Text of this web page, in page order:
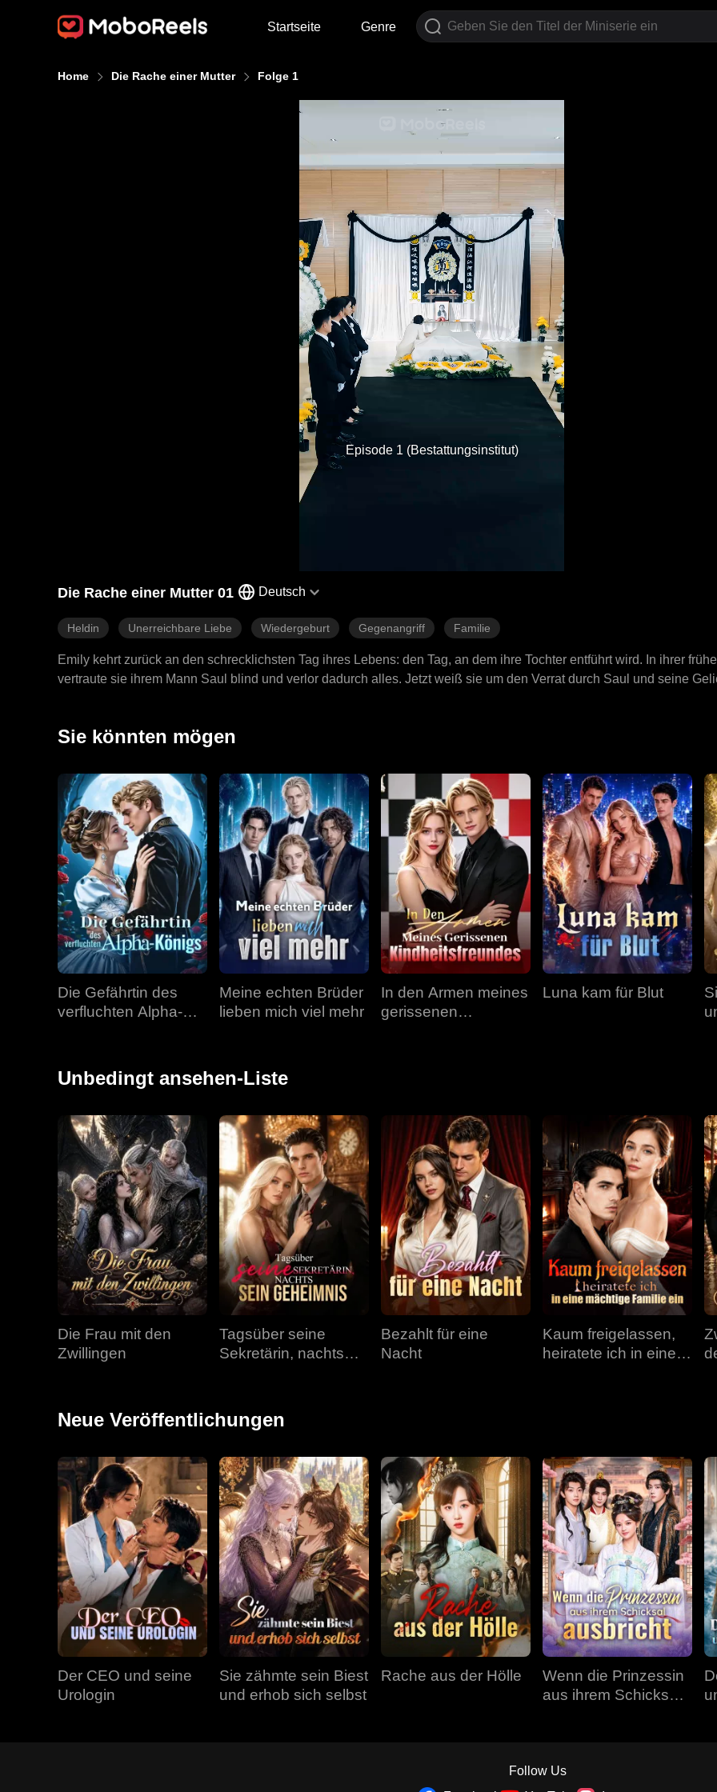
Startseite Genre
Home Die Rache einer Mutter Folge 1
Episode 1 (Bestattungsinstitut)
Die Rache einer Mutter 01 Deutsch
Heldin Unerreichbare Liebe Wiedergeburt Gegenangriff Familie
Emily kehrt zurück an den schrecklichsten Tag ihres Lebens: den Tag, an dem ihre Tochter entführt wird. In ihrer
vertraute sie ihrem Mann Saul blind und verlor dadurch alles. Jetzt weiß sie um den Verrat durch Saul und seine
Sie könnten mögen
Die Gefährtin des
verfluchten Alpha-
Meine echten Brüder
lieben mich viel mehr
In den Armen meines
gerissenen
Luna kam für Blut
Unbedingt ansehen-Liste
Die Frau mit den
Zwillingen
Tagsüber seine
Sekretärin, nachts
Bezahlt für eine
Nacht
Kaum freigelassen,
heiratete ich in eine
Neue Veröffentlichungen
Der CEO und seine
Urologin
Sie zähmte sein Biest
und erhob sich selbst
Rache aus der Hölle
Wenn die Prinzessin
aus ihrem Schicksal
Follow Us